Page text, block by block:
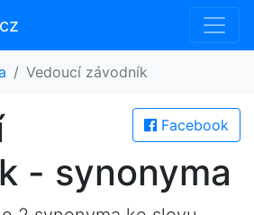
Vedoucí závodník
Facebook
- synonyma